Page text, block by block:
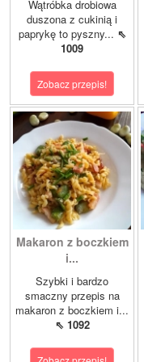
Wątróbka drobiowa
duszona z cukinią i
paprykę to pyszny... ⇖
1009
Zobacz przepis!
Makaron z boczkiem
i...
Szybki i bardzo
smaczny przepis na
makaron z boczkiem i...
⇖ 1092